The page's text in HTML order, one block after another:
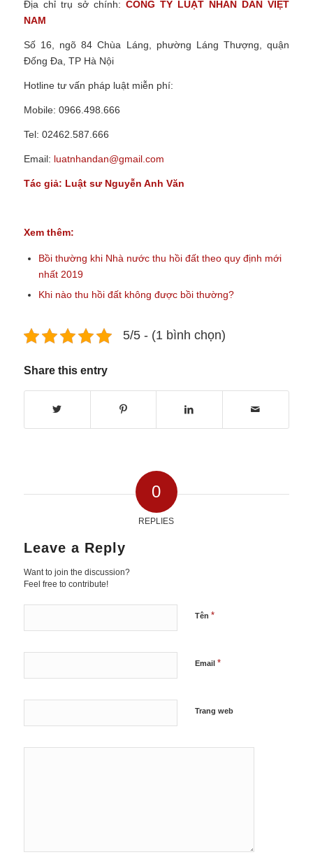
Địa chỉ trụ sở chính: CÔNG TY LUẬT NHÂN DÂN VIỆT
NAM
Số 16, ngõ 84 Chùa Láng, phường Láng Thượng, quận
Đống Đa, TP Hà Nội
Hotline tư vấn pháp luật miễn phí:
Mobile: 0966.498.666
Tel: 02462.587.666
Email: luatnhandan@gmail.com
Tác giả: Luật sư Nguyễn Anh Văn
Xem thêm:
Bồi thường khi Nhà nước thu hồi đất theo quy định mới
nhất 2019
Khi nào thu hồi đất không được bồi thường?
5/5 - (1 bình chọn)
Share this entry
0
REPLIES
Leave a Reply
Want to join the discussion?
Feel free to contribute!
Tên *
Email *
Trang web